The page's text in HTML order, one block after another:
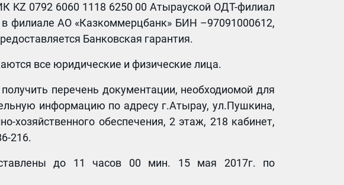
KZ 0792 6060 1118 6250 00 Атырауской ОДТ-филиал
филиале АО «Казком­мерцбанк» БИН –97091000612,
Банковская гарантия.
все юридические и физические лица.
перечень документации, необходиомой для
информацию по адресу г.Атырау, ул.Пушкина,
хозяйственного обеспечения, 2 этаж, 218 кабинет,
216.
до 11 часов 00 мин. 15 мая 2017г. по